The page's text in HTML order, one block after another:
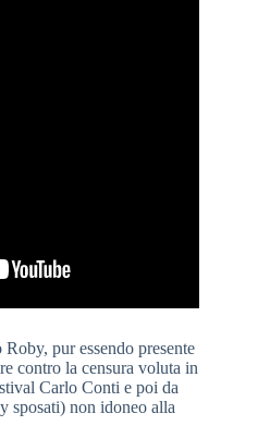
pur essendo presente
contro la censura voluta in
Carlo Conti e poi da
sposati) non idoneo alla